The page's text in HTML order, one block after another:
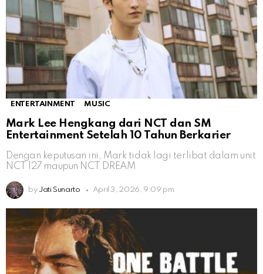
ENTERTAINMENT MUSIC
Mark Lee Hengkang dari NCT dan SM
Entertainment Setelah 10 Tahun Berkarier
Dengan keputusan ini, Mark tidak lagi terlibat dalam unit
NCT 127 maupun NCT DREAM
by Jati Sunarto April 3, 2026, 9:09 pm